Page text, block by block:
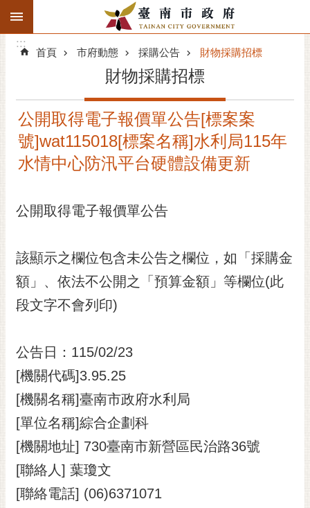
跳到主要內容區塊
搜
階
精彩府城
市府動態
市政資訊
市民互動
偉
哲
螢
光
花
桐
花
祭
:::
:::
首頁 市府動態 採購公告 財物採購招標
財物採購招標
公開取得電子報價單公告[標案案
號]wat115018[標案名稱]水利局115年
水情中心防汛平台硬體設備更新
公開取得電子報價單公告
該顯示之欄位包含未公告之欄位，如「採購金
額」、依法不公開之「預算金額」等欄位(此
段文字不會列印)
公告日：115/02/23
[機關代碼]3.95.25
[機關名稱]臺南市政府水利局
[單位名稱]綜合企劃科
[機關地址] 730臺南市新營區民治路36號
[聯絡人] 葉瓊文
[聯絡電話] (06)6371071